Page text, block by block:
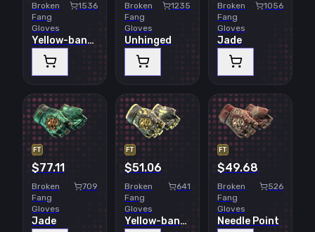
Broken
Fang
Gloves
1536
Yellow-banded
Broken
Fang
Gloves
1235
Unhinged
Broken
Fang
Gloves
1056
Jade
FT
$77.11
Broken
Fang
Gloves
709
Jade
FT
$51.06
Broken
Fang
Gloves
641
Yellow-banded
FT
$49.68
Broken
Fang
Gloves
526
Needle Point